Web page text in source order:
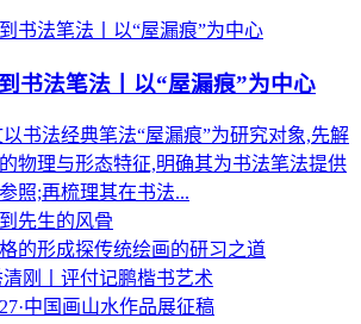
书法笔法丨以“屋漏痕”为中心
书法经典笔法“屋漏痕”为研究对象,先解
物理与形态特征,明确其为书法笔法提供
照;再梳理其在书法...
先生的风骨
的形成探传统绘画的研习之道
刚丨评付记鹏楷书艺术
中国画山水作品展征稿